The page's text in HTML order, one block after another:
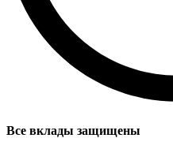
Все вклады защищены